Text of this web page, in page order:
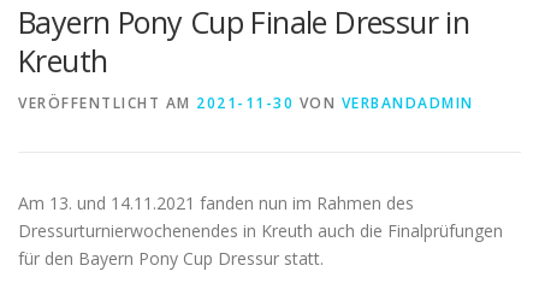
Bayern Pony Cup Finale Dressur in
Kreuth
VERÖFFENTLICHT AM 2021-11-30 VON VERBANDADMIN
Am 13. und 14.11.2021 fanden nun im Rahmen des
Dressurturnierwochenendes in Kreuth auch die Finalprüfungen
für den Bayern Pony Cup Dressur statt.